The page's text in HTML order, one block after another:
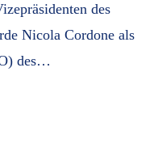
des
Nicola Cordone als
des…